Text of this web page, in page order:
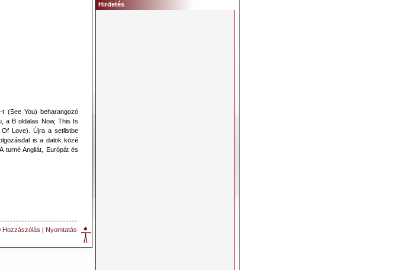
(See You) beharangozó
a B oldalas Now, This Is
Love). Újra a setlistbe
is a dalok közé
turné Angliát, Európát és
Hozzászólás | Nyomtatás
Hirdetés